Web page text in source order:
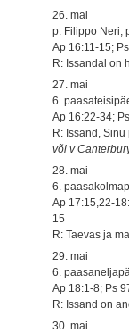
26. mai
p. Filippo Neri,
Ap 16:11-15;
R: Issandal on
27. mai
6.
Ap 16:22-34;
R: Issand,
või v
28. mai
6.
Ap 17:15,22-
15
R: Taevas ja
29. mai
6.
Ap 18:1-8; Ps
R: Issand on
30. mai